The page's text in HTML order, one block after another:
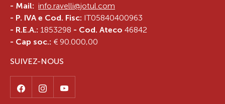
- Mail: info.ravelli@jotul.com
- P. IVA e Cod. Fisc: IT05840400963
- R.E.A.: 1853298 - Cod. Ateco 46842
- Cap soc.: € 90.000,00
SUIVEZ-NOUS